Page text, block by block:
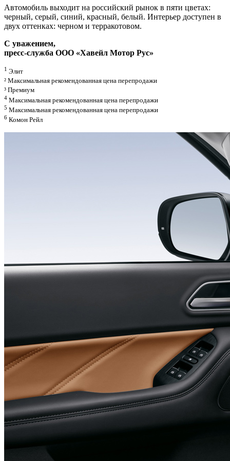
Автомобиль выходит на российский рынок в пяти цветах:
черный, серый, синий, красный, белый. Интерьер доступен в
двух оттенках: черном и терракотовом.
C уважением,
пресс-служба ООО «Хавейл Мотор Рус»
1 Элит
² Максимальная рекомендованная цена перепродажи
³ Премиум
4 Максимальная рекомендованная цена перепродажи
5 Максимальная рекомендованная цена перепродажи
6 Комон Рейл